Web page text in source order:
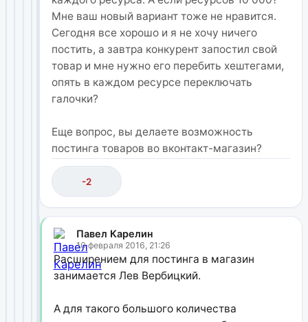
Мне ваш новый вариант тоже не нравится.
Сегодня все хорошо и я не хочу ничего
постить, а завтра конкурент запостил свой
товар и мне нужно его перебить хештегами,
опять в каждом ресурсе переключать
галочки?
Еще вопрос, вы делаете возможность
постинга товаров во вконтакт-магазин?
-2
Павел Карелин
10 февраля 2016, 21:26
Расширением для постинга в магазин
занимается Лев Вербицкий.
А для такого большого количества